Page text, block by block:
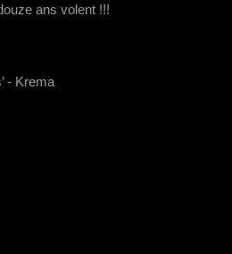
ans volent !!!
- Krema